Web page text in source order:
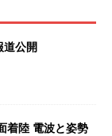
道公開
着陸 電波と姿勢